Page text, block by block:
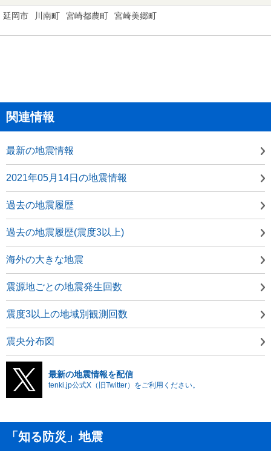
延岡市 川南町 宮崎都農町 宮崎美郷町
関連情報
最新の地震情報
2021年05月14日の地震情報
過去の地震履歴
過去の地震履歴(震度3以上)
海外の大きな地震
震源地ごとの地震発生回数
震度3以上の地域別観測回数
震央分布図
最新の地震情報を配信
tenki.jp公式X（旧Twitter）をご利用ください。
「知る防災」地震